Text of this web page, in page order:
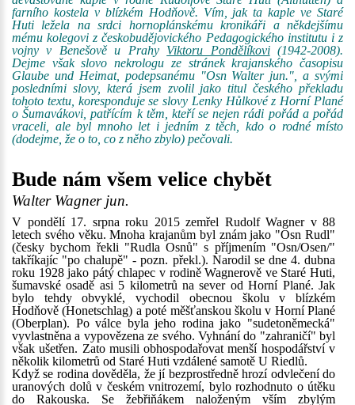
farního kostela v blízkém Hodňově. Vím, jak ta kaple ve Staré
Huti ležela na srdci hornoplánskému kronikáři a někdejšímu
mému kolegovi z českobudějovického Pedagogického institutu i z
vojny v Benešově u Prahy Viktoru Pondělíkovi(1942-2008).
Dejme však slovo nekrologu ze stránek krajanského časopisu
Glaube und Heimat, podepsanému "Osn Walter jun.", a svými
posledními slovy, která jsem zvolil jako titul českého překladu
tohoto textu, koresponduje se slovy Lenky Hůlkové z Horní Plané
o Šumavákovi, patřícím k těm, kteří se nejen rádi pořád a pořád
vraceli, ale byl mnoho let i jedním z těch, kdo o rodné místo
(dodejme, že o to, co z něho zbylo) pečovali.
Bude nám všem velice chybět
Walter Wagner jun.
V pondělí 17. srpna roku 2015 zemřel Rudolf Wagner v 88
letech svého věku. Mnoha krajanům byl znám jako "Osn Rudl"
(česky bychom řekli "Rudla Osnů" s příjmením "Osn/Osen/"
takříkajíc "po chalupě" - pozn. překl.). Narodil se dne 4. dubna
roku 1928 jako pátý chlapec v rodině Wagnerově ve Staré Huti,
šumavské osadě asi 5 kilometrů na sever od Horní Plané. Jak
bylo tehdy obvyklé, vychodil obecnou školu v blízkém
Hodňově (Honetschlag) a poté měšťanskou školu v Horní Plané
(Oberplan). Po válce byla jeho rodina jako "sudetoněmecká"
vyvlastněna a vypovězena ze svého. Vyhnání do "zahraničí" byl
však ušetřen. Zato musili obhospodařovat menší hospodářství v
několik kilometrů od Staré Huti vzdálené samotě U Riedlů.
Když se rodina dověděla, že jí bezprostředně hrozí odvlečení do
uranových dolů v českém vnitrozemí, bylo rozhodnuto o útěku
do Rakouska. Se žebřiňákem naloženým vším zbylým